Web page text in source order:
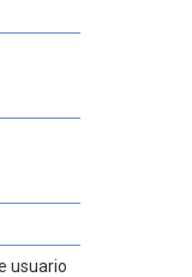
usuario